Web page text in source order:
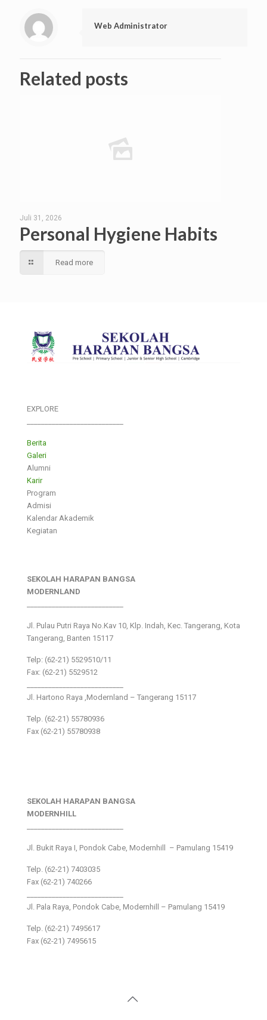
Web Administrator
Related posts
Juli 31, 2026
Personal Hygiene Habits
Read more
EXPLORE
Berita
Galeri
Alumni
Karir
Program
Admisi
Kalendar Akademik
Kegiatan
SEKOLAH HARAPAN BANGSA
MODERNLAND
Jl. Pulau Putri Raya No.Kav 10, Klp. Indah, Kec. Tangerang, Kota
Tangerang, Banten 15117
Telp: (62-21) 5529510/11
Fax: (62-21) 5529512
Jl. Hartono Raya ,Modernland – Tangerang 15117
Telp. (62-21) 55780936
Fax (62-21) 55780938
SEKOLAH HARAPAN BANGSA
MODERNHILL
Jl. Bukit Raya I, Pondok Cabe, Modernhill – Pamulang 15419
Telp. (62-21) 7403035
Fax (62-21) 740266
Jl. Pala Raya, Pondok Cabe, Modernhill – Pamulang 15419
Telp. (62-21) 7495617
Fax (62-21) 7495615